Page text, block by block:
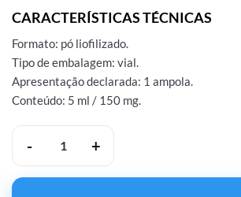
CARACTERÍSTICAS TÉCNICAS
Formato: pó liofilizado.
Tipo de embalagem: vial.
Apresentação declarada: 1 ampola.
Conteúdo: 5 ml / 150 mg.
Sculptra Bioestimulador De Colágeno 150mg/